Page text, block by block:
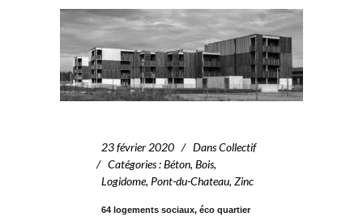
23 février 2020 DansCollectif
Catégories:Béton, Bois,
Logidome, Pont-du-Chateau, Zinc
64 logements sociaux, éco quartier